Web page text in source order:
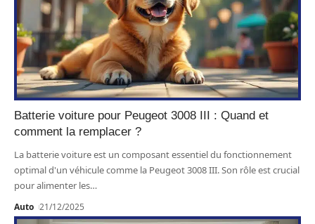
Batterie voiture pour Peugeot 3008 III : Quand et
comment la remplacer ?
La batterie voiture est un composant essentiel du fonctionnement
optimal d'un véhicule comme la Peugeot 3008 III. Son rôle est crucial
pour alimenter les…
Auto 21/12/2025